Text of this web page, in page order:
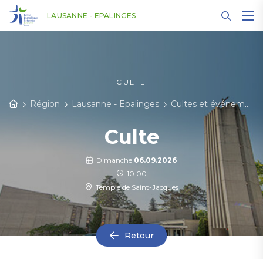
LAUSANNE - EPALINGES
CULTE
Région Lausanne - Epalinges Cultes et événements
Culte
Dimanche 06.09.2026
10:00
Temple de Saint-Jacques
Retour
Panneau de gestion des cookies